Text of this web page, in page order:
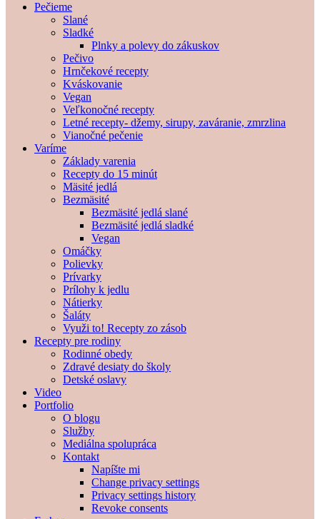
Pečieme
Slané
Sladké
Plnky a polevy do zákuskov
Pečivo
Hrnčekové recepty
Kváskovanie
Vegan
Veľkonočné recepty
Letné recepty- džemy, sirupy, zaváranie, zmrzlina
Vianočné pečenie
Varíme
Základy varenia
Recepty do 15 minút
Mäsité jedlá
Bezmäsité
Bezmäsité jedlá slané
Bezmäsité jedlá sladké
Vegan
Omáčky
Polievky
Prívarky
Prílohy k jedlu
Nátierky
Šaláty
Využi to! Recepty zo zásob
Recepty pre rodiny
Rodinné obedy
Zdravé desiaty do školy
Detské oslavy
Video
Portfolio
O blogu
Služby
Mediálna spolupráca
Kontakt
Napíšte mi
Change privacy settings
Privacy settings history
Revoke consents